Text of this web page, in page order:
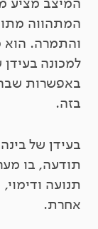
המתהווה
והתמרה. הוא
למכונה בעידן
באפשרות שבה
בזה.
בעידן של
תודעה, בו
תנועה ודימוי,
אחרת.